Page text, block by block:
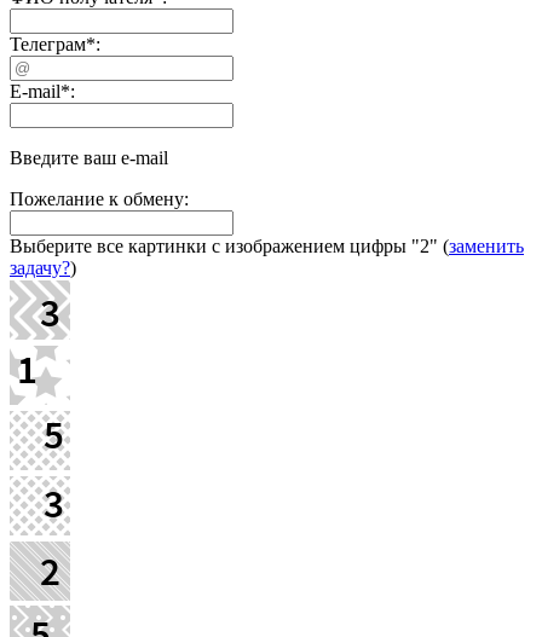
Телеграм*:
E-mail*:
Введите ваш e-mail
Пожелание к обмену:
Выберите все картинки с изображением цифры "2" (заменить
задачу?)